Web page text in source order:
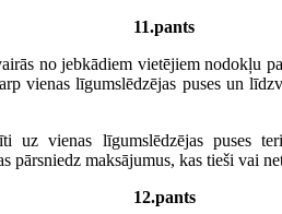
11.pants
no jebkādiem vietējiem nodokļu
vienas līgumslēdzējas puses un
uz vienas līgumslēdzējas puses
pārsniedz maksājumus, kas tieši vai
12.pants